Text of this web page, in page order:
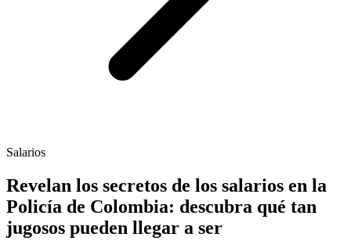
Salarios
Revelan los secretos de los salarios en la
Policía de Colombia: descubra qué tan
jugosos pueden llegar a ser